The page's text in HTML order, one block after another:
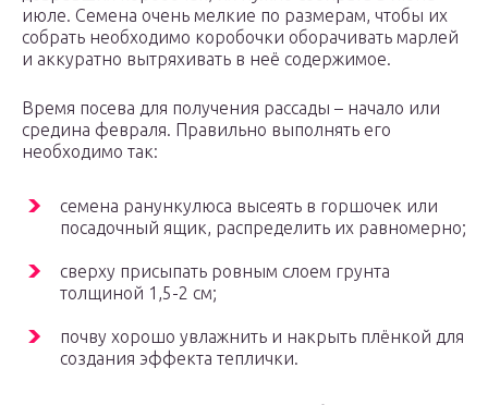
июле. Семена очень мелкие по размерам, чтобы их
собрать необходимо коробочки оборачивать марлей
и аккуратно вытряхивать в неё содержимое.
Время посева для получения рассады – начало или
средина февраля. Правильно выполнять его
необходимо так:
семена ранункулюса высеять в горшочек или
посадочный ящик, распределить их равномерно;
сверху присыпать ровным слоем грунта
толщиной 1,5-2 см;
почву хорошо увлажнить и накрыть плёнкой для
создания эффекта теплички.